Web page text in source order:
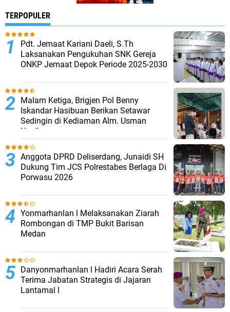
TERPOPULER
Pdt. Jemaat Kariani Daeli, S.Th
Laksanakan Pengukuhan SNK Gereja
ONKP Jemaat Depok Periode 2025-2030
Malam Ketiga, Brigjen Pol Benny
Iskandar Hasibuan Berikan Setawar
Sedingin di Kediaman Alm. Usman
Hasibuan
Anggota DPRD Deliserdang, Junaidi SH
Dukung Tim JCS Polrestabes Berlaga Di
Porwasu 2026
Yonmarhanlan l Melaksanakan Ziarah
Rombongan di TMP Bukit Barisan
Medan
Danyonmarhanlan l Hadiri Acara Serah
Terima Jabatan Strategis di Jajaran
Lantamal l